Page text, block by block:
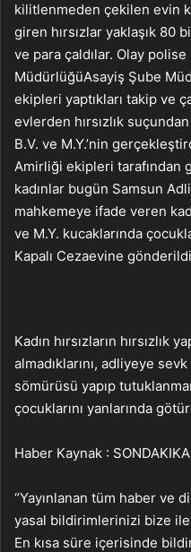
kilitlenmeden çekilen evin
giren hırsızlar yaklaşık 80
ve para çaldılar. Olay
MüdürlüğüAsayiş Şube
ekipleri yaptıkları takip ve
evlerden hırsızlık
B.V. ve M.Y.’nin
Amirliği ekipleri tarafından
kadınlar bugün Samsun
mahkemeye ifade veren
ve M.Y. kucaklarında
Kapalı Cezaevine
Kadın hırsızların hırsızlık
almadıklarını, adliyeye
sömürüsü yapıp
çocuklarını yanlarında
Haber Kaynak :
“Yayınlanan tüm haber ve
yasal bildirimlerinizi bize
En kısa süre içerisinde